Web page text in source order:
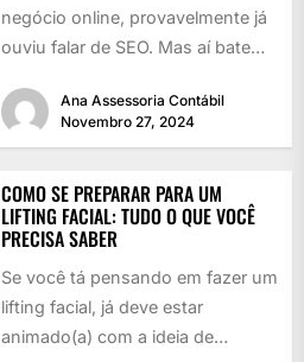
negócio online, provavelmente já
ouviu falar de SEO. Mas aí bate
Ana Assessoria Contábil
Novembro 27, 2024
COMO SE PREPARAR PARA UM
LIFTING FACIAL: TUDO O QUE VOCÊ
PRECISA SABER
Se você tá pensando em fazer um
lifting facial, já deve estar
animado(a) com a ideia de